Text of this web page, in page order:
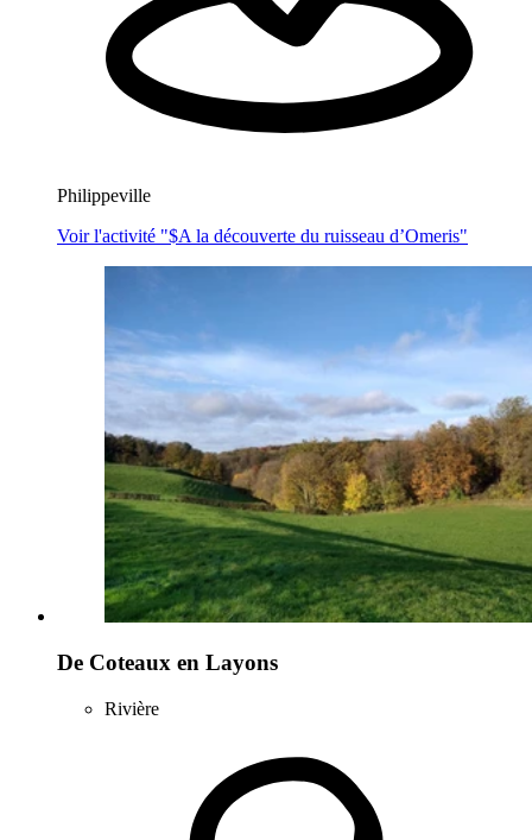
Philippeville
Voir l'activité "$A la découverte du ruisseau d’Omeris"
De Coteaux en Layons
Rivière